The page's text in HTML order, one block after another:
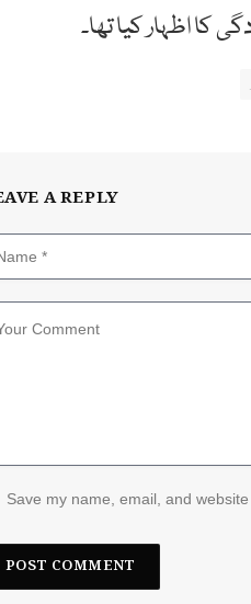
کا اظہار کیا تھا۔
A REPLY
Save my name, email, and